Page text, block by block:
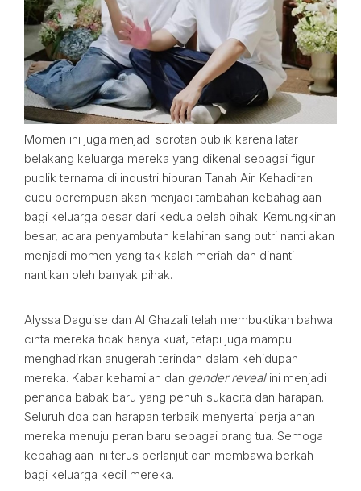
Momen ini juga menjadi sorotan publik karena latar
belakang keluarga mereka yang dikenal sebagai figur
publik ternama di industri hiburan Tanah Air. Kehadiran
cucu perempuan akan menjadi tambahan kebahagiaan
bagi keluarga besar dari kedua belah pihak. Kemungkinan
besar, acara penyambutan kelahiran sang putri nanti akan
menjadi momen yang tak kalah meriah dan dinanti-
nantikan oleh banyak pihak.
Alyssa Daguise dan Al Ghazali telah membuktikan bahwa
cinta mereka tidak hanya kuat, tetapi juga mampu
menghadirkan anugerah terindah dalam kehidupan
mereka. Kabar kehamilan dan gender revealini menjadi
penanda babak baru yang penuh sukacita dan harapan.
Seluruh doa dan harapan terbaik menyertai perjalanan
mereka menuju peran baru sebagai orang tua. Semoga
kebahagiaan ini terus berlanjut dan membawa berkah
bagi keluarga kecil mereka.